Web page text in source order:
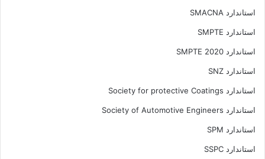
استاندارد SMACNA
استاندارد SMPTE
استاندارد SMPTE 2020
استاندارد SNZ
استاندارد Society for protective Coatings
استاندارد Society of Automotive Engineers
استاندارد SPM
استاندارد SSPC